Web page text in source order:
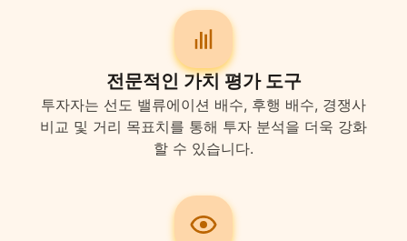
전문적인 가치 평가 도구
투자자는 선도 밸류에이션 배수, 후행 배수, 경쟁사
비교 및 거리 목표치를 통해 투자 분석을 더욱 강화
할 수 있습니다.